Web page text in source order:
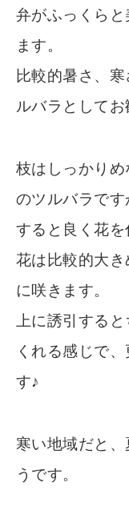
弁がふっくら
ます。
比較的暑さ、
ルバラとしてお
枝はしっかり
のツルバラで
すると良く花を
花は比較的大き
に咲きます。
上に誘引する
くれる感じで
す♪
寒い地域だと
うです。